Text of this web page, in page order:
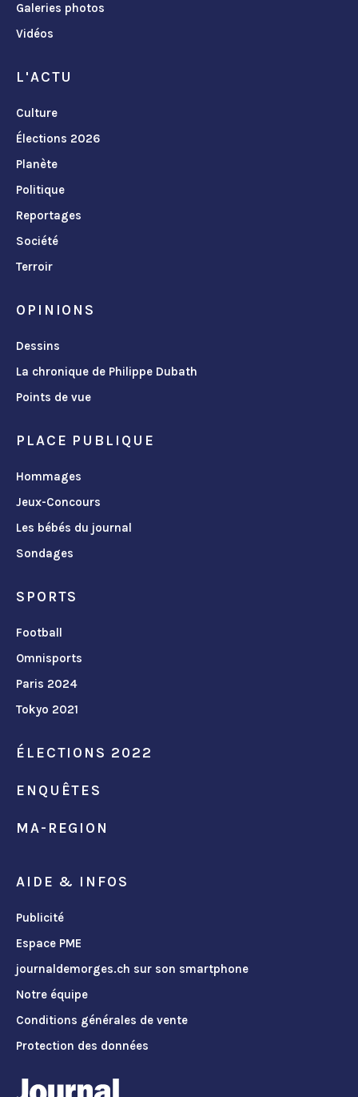
Galeries photos
Vidéos
L'ACTU
Culture
Élections 2026
Planète
Politique
Reportages
Société
Terroir
OPINIONS
Dessins
La chronique de Philippe Dubath
Points de vue
PLACE PUBLIQUE
Hommages
Jeux-Concours
Les bébés du journal
Sondages
SPORTS
Football
Omnisports
Paris 2024
Tokyo 2021
ÉLECTIONS 2022
ENQUÊTES
MA-REGION
AIDE & INFOS
Publicité
Espace PME
journaldemorges.ch sur son smartphone
Notre équipe
Conditions générales de vente
Protection des données